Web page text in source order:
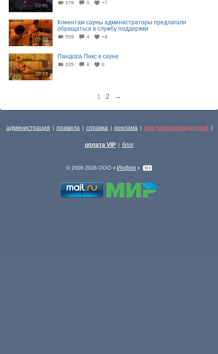
03:01
378 0 +7
03:35
Клиентам сауны администраторы предлагали
обращаться в службу поддержки
559 4 +8
09:14
Пандора Пикс в сауне
335 8 0
1 2 →
администрация | правила | справка | реклама | для правообладателей |
оплата VIP | блог
© 2008-2026 ООО « Инфон »